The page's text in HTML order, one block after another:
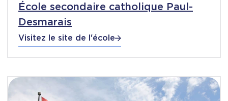
École secondaire catholique Paul-
Desmarais
Visitez le site de l'école